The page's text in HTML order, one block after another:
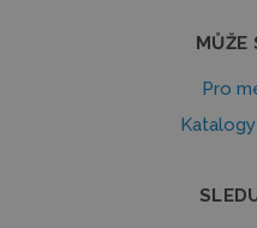
MŮŽE
Pro